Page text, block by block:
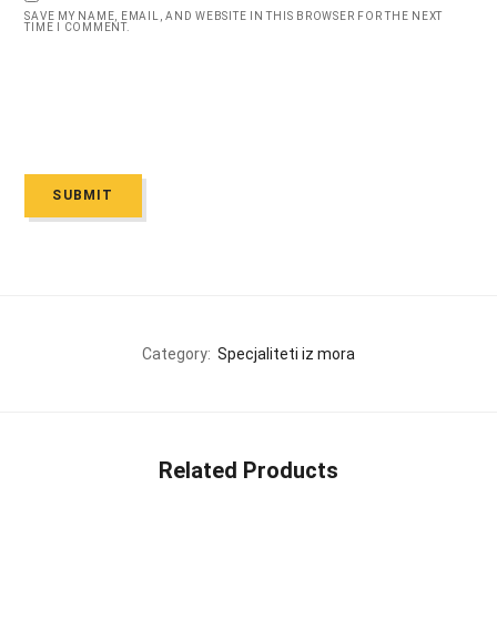
SAVE MY NAME, EMAIL, AND WEBSITE IN THIS BROWSER FOR THE NEXT
TIME I COMMENT.
Category: Specjaliteti iz mora
Related Products